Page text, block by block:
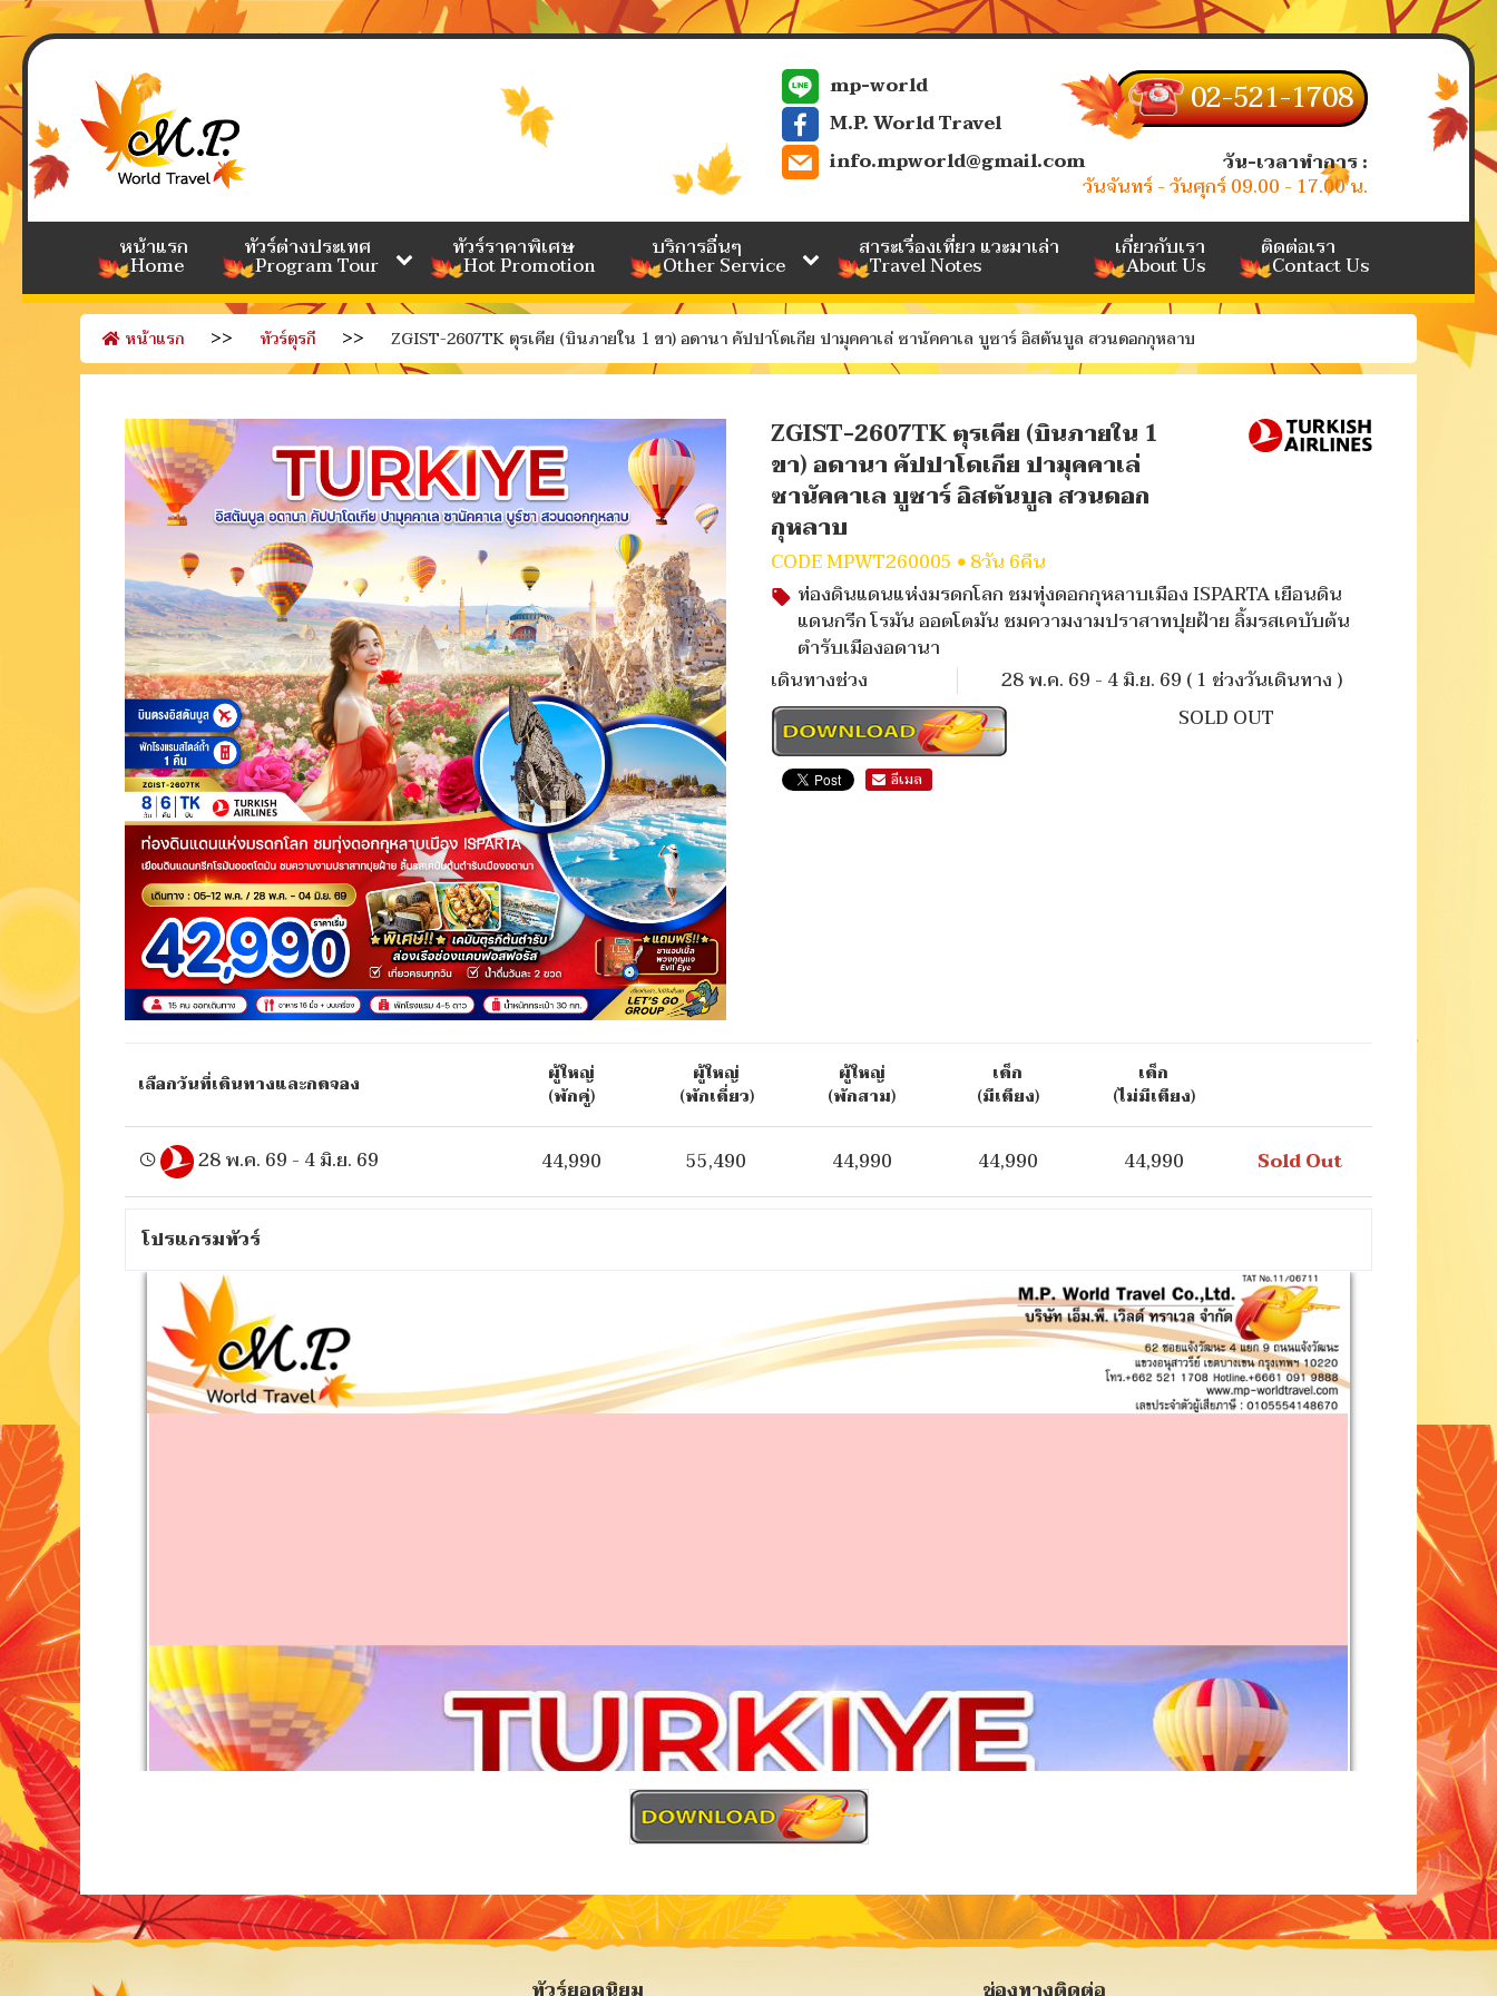
mp-world
M.P. World Travel
info.mpworld@gmail.com
02-521-1708
วัน-เวลาทำการ :
วันจันทร์ - วันศุกร์ 09.00 - 17.00 น.
หน้าแรก
Home
ทัวร์ต่างประเทศ
Program Tour
ทัวร์ราคาพิเศษ
Hot Promotion
บริการอื่นๆ
Other Service
สาระเรื่องเที่ยว แวะมาเล่า
Travel Notes
เกี่ยวกับเรา
About Us
ติดต่อเรา
Contact Us
หน้าแรก ทัวร์ตุรกี ZGIST-2607TK ตุรเคีย (บินภายใน 1 ขา) อดานา คัปปาโดเกีย ปามุคคาเล่ ซานัคคาเล บูซาร์ อิสตันบูล สวนดอกกุหลาบ
ZGIST-2607TK ตุรเคีย (บินภายใน 1
ขา) อดานา คัปปาโดเกีย ปามุคคาเล่
ซานัคคาเล บูซาร์ อิสตันบูล สวนดอก
กุหลาบ
CODEMPWT260005
8วัน 6คืน
ท่องดินแดนแห่งมรดกโลก ชมทุ่งดอกกุหลาบเมือง ISPARTA เยือนดิน
แดนกรีก โรมัน ออตโตมัน ชมความงามปราสาทปุยฝ้าย ลิ้มรสเคบับต้น
ตำรับเมืองอดานา
เดินทางช่วง
28 พ.ค. 69 - 4 มิ.ย. 69 ( 1 ช่วงวันเดินทาง )
ดาวน์โหลดโปรแกรมทัวร์ SOLD OUT
อีเมล
เลือกวันที่เดินทางและกดจอง
ผู้ใหญ่
(พักคู่)
ผู้ใหญ่
(พักเดี่ยว)
ผู้ใหญ่
(พักสาม)
เด็ก
(มีเตียง)
เด็ก
(ไม่มีเตียง)
28 พ.ค. 69 - 4 มิ.ย. 69 44,990 55,490 44,990 44,990 44,990 Sold Out
โปรแกรมทัวร์
ดาวน์โหลดโปรแกรมทัวร์ (PDF)